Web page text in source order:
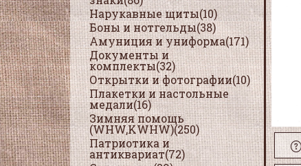
Нарукавные щиты(10)
Боны и нотгельды(38)
Амуниция и униформа(171)
Документы и
комплекты(32)
Открытки и фотографии(10)
Плакетки и настольные
медали(16)
Зимняя помощь
(WHW,KWHW)(250)
Патриотика и
антиквариат(72)